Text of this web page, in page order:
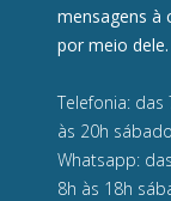
mensagens à
por meio dele.
Telefonia:
às 20h
Whatsapp:
8h às 18h